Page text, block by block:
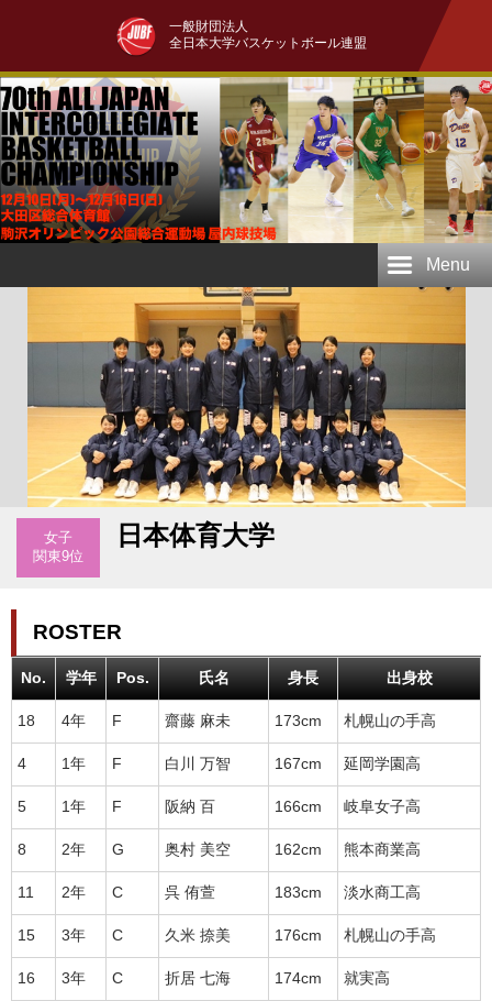
一般財団法人
全日本大学バスケットボール連盟
Menu
女子
関東9位
日本体育大学
ROSTER
No. 学年 Pos. 氏名 身長 出身校
18 4年 F 齋藤 麻未 173cm 札幌山の手高
4 1年 F 白川 万智 167cm 延岡学園高
5 1年 F 阪納 百 166cm 岐阜女子高
8 2年 G 奥村 美空 162cm 熊本商業高
11 2年 C 呉 侑萱 183cm 淡水商工高
15 3年 C 久米 捺美 176cm 札幌山の手高
16 3年 C 折居 七海 174cm 就実高